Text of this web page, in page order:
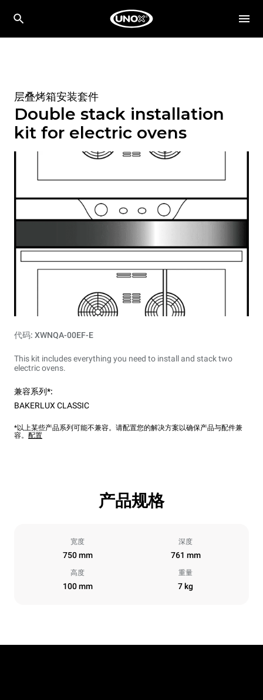
层叠烤箱安装套件
Double stack installation
kit for electric ovens
代码: XWNQA-00EF-E
This kit includes everything you need to install and stack two
electric ovens.
兼容系列*:
BAKERLUX CLASSIC
*以上某些产品系列可能不兼容。请配置您的解决方案以确保产品与配件兼
容。 配置
产品规格
宽度
750 mm
深度
761 mm
高度
100 mm
重量
7 kg